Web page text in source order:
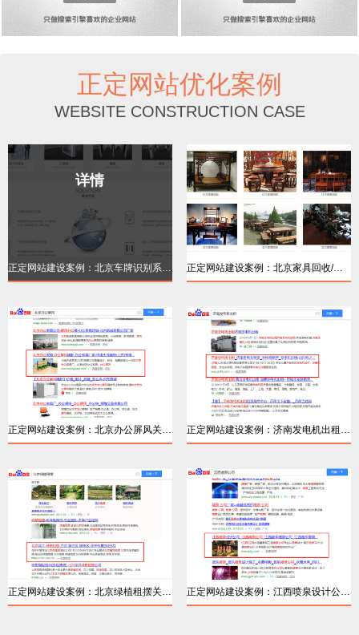
正定网站优化案例
WEBSITE CONSTRUCTION CASE
详情
正定网站建设案例：北京车牌识别系统【品牌
详情
正定网站建设案例：北京家具回收/红木家居回
详情
正定网站建设案例：北京办公屏风关键词排名
详情
正定网站建设案例：济南发电机出租百度优化
详情
正定网站建设案例：北京绿植租摆关键词排名
详情
正定网站建设案例：江西喷泉设计公司关键词